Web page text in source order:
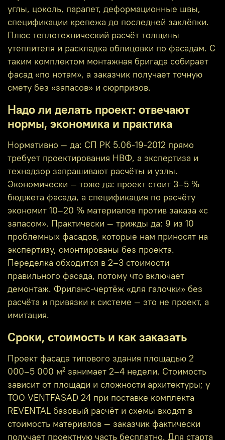
углы, цоколь, парапет, деформационные швы,
спецификации крепежа до последней заклёпки.
Плюс теплотехнический расчёт толщины
утеплителя и раскладка облицовки по фасадам. С
таким комплектом монтажная бригада собирает
фасад «по нотам», а заказчик получает точную
смету без «запасов» и сюрпризов.
Надо ли делать проект: отвечают
нормы, экономика и практика
Нормативно — да: СП РК 5.06-19-2012 прямо
требует проектирования НВФ, а экспертиза и
технадзор запрашивают расчёты и узлы.
Экономически — тоже да: проект стоит 3–5 %
бюджета фасада, а спецификация по расчёту
экономит 10–20 % материалов против заказа «с
запасом». Практически — трижды да: 9 из 10
проблемных фасадов, которые нам приносят на
экспертизу, смонтированы без проекта.
Переделка обходится в 2–3 стоимости
правильного фасада, потому что включает
демонтаж. Фриланс-чертёж «для галочки» без
расчёта и привязки к системе — это не проект, а
имитация.
Сроки, стоимость и как заказать
Проект фасада типового здания площадью 2
000–5 000 м² занимает 2–4 недели. Стоимость
зависит от площади и сложности архитектуры; у
ТОО VENTFASAD 24 при поставке комплекта
REVENTAL базовый расчёт и схемы входят в
стоимость материалов — заказчик фактически
получает проектную часть бесплатно. Для старта